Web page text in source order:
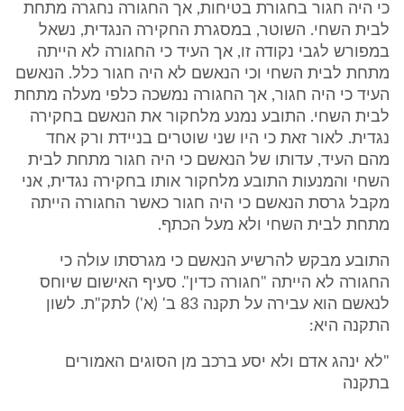
כי היה חגור בחגורת בטיחות, אך החגורה נחגרה מתחת
לבית השחי. השוטר, במסגרת החקירה הנגדית, נשאל
במפורש לגבי נקודה זו, אך העיד כי החגורה לא הייתה
מתחת לבית השחי וכי הנאשם לא היה חגור כלל. הנאשם
העיד כי היה חגור, אך החגורה נמשכה כלפי מעלה מתחת
לבית השחי. התובע נמנע מלחקור את הנאשם בחקירה
נגדית. לאור זאת כי היו שני שוטרים בניידת ורק אחד
מהם העיד, עדותו של הנאשם כי היה חגור מתחת לבית
השחי והמנעות התובע מלחקור אותו בחקירה נגדית, אני
מקבל גרסת הנאשם כי היה חגור כאשר החגורה הייתה
מתחת לבית השחי ולא מעל הכתף.
התובע מבקש להרשיע הנאשם כי מגרסתו עולה כי
החגורה לא הייתה "חגורה כדין". סעיף האישום שיוחס
לנאשם הוא עבירה על תקנה 83 ב' (א') לתק"ת. לשון
התקנה היא:
"לא ינהג אדם ולא יסע ברכב מן הסוגים האמורים
בתקנה